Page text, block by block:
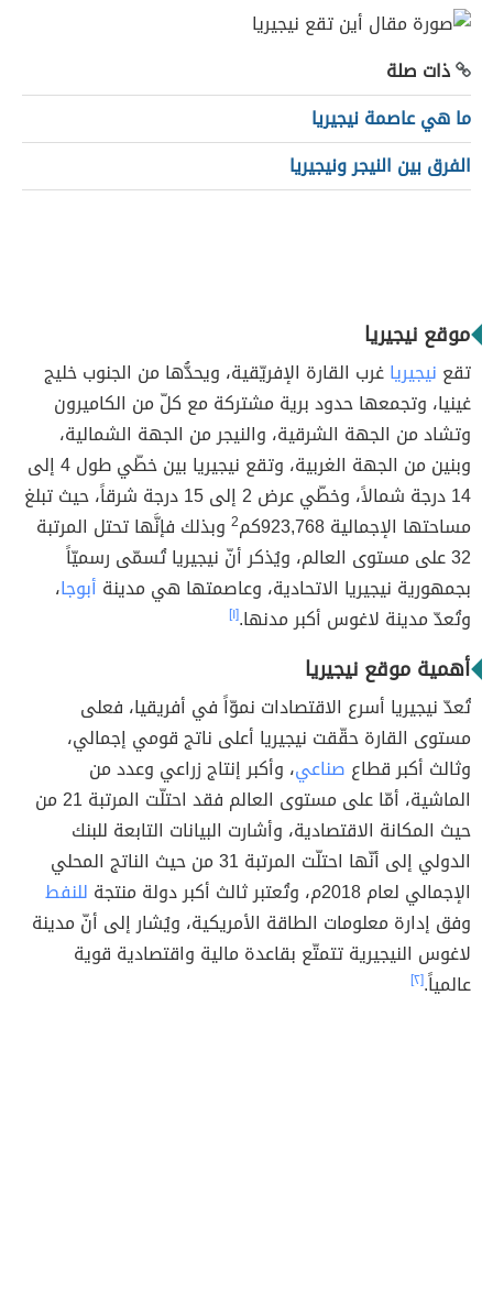
ذات صلة
ما هي عاصمة نيجيريا
الفرق بين النيجر ونيجيريا
موقع نيجيريا
تقع نيجيرياغرب القارة الإفريّقية، ويحدُّها من الجنوب خليج
غينيا، وتجمعها حدود برية مشتركة مع كلّ من الكاميرون
وتشاد من الجهة الشرقية، والنيجر من الجهة الشمالية،
وبنين من الجهة الغربية، وتقع نيجيريا بين خطّي طول 4 إلى
14 درجة شمالاً، وخطّي عرض 2 إلى 15 درجة شرقاً، حيث تبلغ
مساحتها الإجمالية 923,768كم
2 وبذلك فإنَّها تحتل المرتبة
32 على مستوى العالم، ويُذكر أنّ نيجيريا تُسمّى رسميّاً
بجمهورية نيجيريا الاتحادية، وعاصمتها هي مدينة أبوجا،
وتُعدّ مدينة لاغوس أكبر مدنها.[١]
أهمية موقع نيجيريا
تُعدّ نيجيريا أسرع الاقتصادات نموّاً في أفريقيا، فعلى
مستوى القارة حقّقت نيجيريا أعلى ناتج قومي إجمالي،
وثالث أكبر قطاع صناعي، وأكبر إنتاج زراعي وعدد من
الماشية، أمّا على مستوى العالم فقد احتلّت المرتبة 21 من
حيث المكانة الاقتصادية، وأشارت البيانات التابعة للبنك
الدولي إلى أنّها احتلّت المرتبة 31 من حيث الناتج المحلي
الإجمالي لعام 2018م، وتُعتبر ثالث أكبر دولة منتجة
للنفط
وفق إدارة معلومات الطاقة الأمريكية، ويُشار إلى أنّ مدينة
لاغوس النيجيرية تتمتّع بقاعدة مالية واقتصادية قوية
عالمياً.[٢]